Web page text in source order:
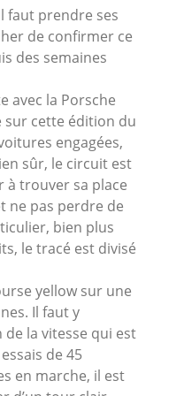
faut prendre ses
de confirmer ce
des semaines
avec la Porsche
sur cette édition du
engagées,
sûr, le circuit est
à trouver sa place
ne pas perdre de
bien plus
le tracé est divisé
yellow sur une
Il faut y
la vitesse qui est
de 45
en marche, il est